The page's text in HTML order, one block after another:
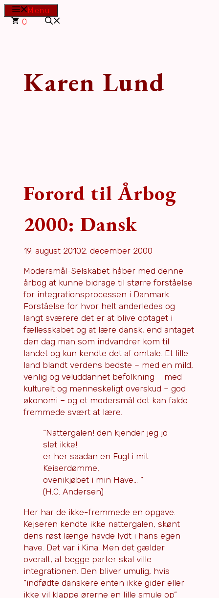
Hop
Menu
0
Karen Lund
Forord til Årbog
2000: Dansk
19. august 20102. december 2000
Modersmål-Selskabet håber med denne
årbog at kunne bidrage til større forståelse
for integrationsprocessen i Danmark.
Forståelse for hvor helt anderledes og
langt sværere det er at blive optaget i
fællesskabet og at lære dansk, end antaget
den dag man som indvandrer kom til
landet og kun kendte det af omtale. Et lille
land blandt verdens bedste – med en mild,
venlig og veluddannet befolkning – med
kulturelt og menneskeligt overskud – god
økonomi – og et modersmål det kan falde
fremmede svært at lære.
“Nattergalen! den kjender jeg jo
slet ikke!
er her saadan en Fugl i mit
Keiserdømme,
ovenikjøbet i min Have… ”
(H.C. Andersen)
Her har de ikke-fremmede en opgave.
Kejseren kendte ikke nattergalen, skønt
dens røst længe havde lydt i hans egen
have. Det var i Kina. Men det gælder
overalt, at begge parter skal ville
integrationen. Den bliver umulig, hvis
“indfødte danskere enten ikke gider eller
ikke vil klappe ørerne en lille smule op”